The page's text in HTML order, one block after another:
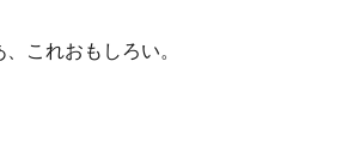
これおもしろい。